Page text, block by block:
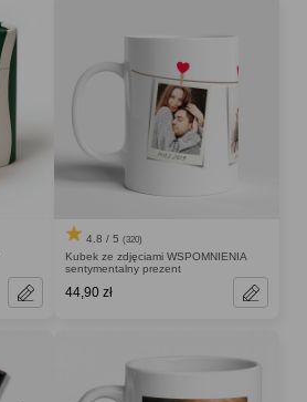
4.8 / 5 (320)
Kubek ze zdjęciami WSPOMNIENIA
sentymentalny prezent
44,90 zł